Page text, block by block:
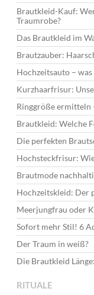
Brautkleid-Kauf:
Traumrobe?
Das Brautkleid im
Brautzauber:
Hochzeitsauto – was
Kurzhaarfrisur:
Ringgröße ermitteln
Brautkleid: Welche
Die perfekten
Hochsteckfrisur:
Brautmode
Hochzeitskleid: Der
Meerjungfrau oder
Sofort mehr Stil! 6
Der Traum in weiß?
Die Brautkleid
RITUALE